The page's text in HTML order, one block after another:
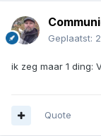
Geplaatst:
ik zeg maar 1 ding:
Quote